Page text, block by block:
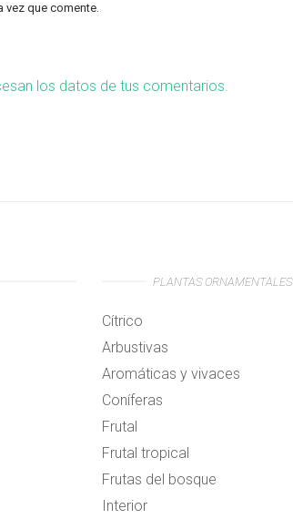
vez que comente.
los datos de tus comentarios.
PLANTAS ORNAMENTALES
Cítrico
Arbustivas
Aromáticas y vivaces
Coníferas
Frutal
Frutal tropical
Frutas del bosque
Interior